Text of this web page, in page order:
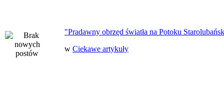
"Pradawny obrzęd światła na Potoku
w Ciekawe artykuły